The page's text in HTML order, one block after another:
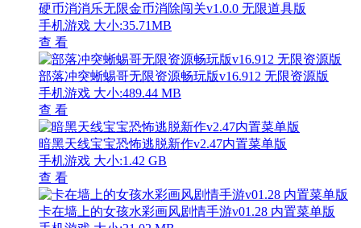
硬币消消乐无限金币消除闯关v1.0.0 无限道具版
手机游戏 大小:35.71MB
查 看
部落冲突蜥蜴哥无限资源畅玩版v16.912 无限资源版
手机游戏 大小:489.44 MB
查 看
暗黑天线宝宝恐怖逃脱新作v2.47内置菜单版
手机游戏 大小:1.42 GB
查 看
卡在墙上的女孩水彩画风剧情手游v01.28 内置菜单版